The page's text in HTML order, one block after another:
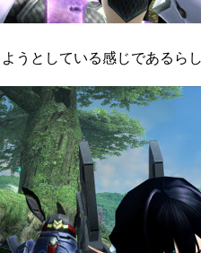
うとしている感じであるらし